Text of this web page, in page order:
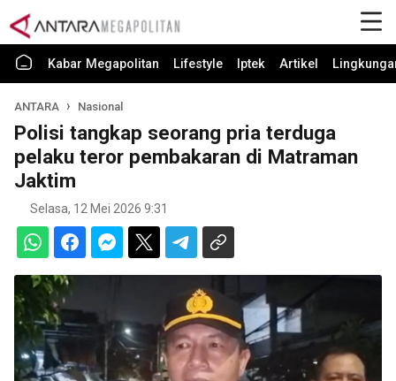
Kabar Megapolitan Lifestyle Iptek Artikel
ANTARA Nasional
Polisi tangkap seorang pria terduga
pelaku teror pembakaran di Matraman
Jaktim
Selasa, 12 Mei 2026 9:31